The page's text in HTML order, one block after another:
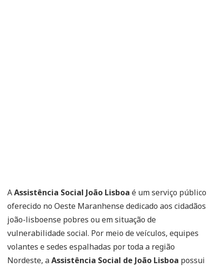
AAssistência Social João Lisboa é um serviço público
oferecido no Oeste Maranhense dedicado aos cidadãos
joão-lisboense pobres ou em situação de
vulnerabilidade social. Por meio de veículos, equipes
volantes e sedes espalhadas por toda a região
Nordeste, aAssistência Social de João Lisboa possui